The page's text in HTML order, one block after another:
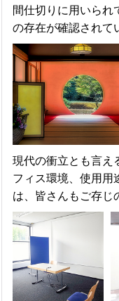
間仕切りに用いられ
の存在が確認されて
現代の衝立とも言え
フィス環境、使用用
は、皆さんもご存じ